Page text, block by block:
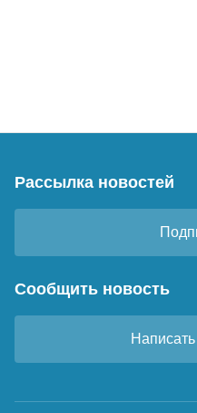
Рассылка новостей
Сообщить новость